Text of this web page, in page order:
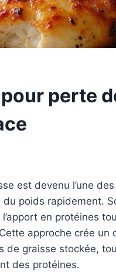
perte
est devenu l’une
poids rapidement.
en protéines
approche crée un
de graisse stockée,
des protéines.